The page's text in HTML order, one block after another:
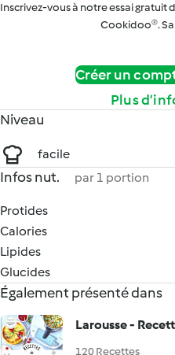
Inscrivez-vous à notre essai gratuit
Cookidoo®.
Créer un
Plus
Niveau
facile
Infos nut. par 1 portion
Protides
Calories
Lipides
Glucides
Également présenté dans
Larousse -
120 Recettes